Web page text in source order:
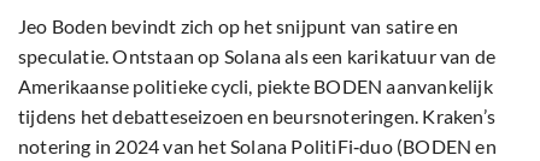
Jeo Boden bevindt zich op het snijpunt van satire en
speculatie. Ontstaan op Solana als een karikatuur van de
Amerikaanse politieke cycli, piekte BODEN aanvankelijk
tijdens het debatteseizoen en beursnoteringen. Kraken’s
notering in 2024 van het Solana PolitiFi‑duo (BODEN en